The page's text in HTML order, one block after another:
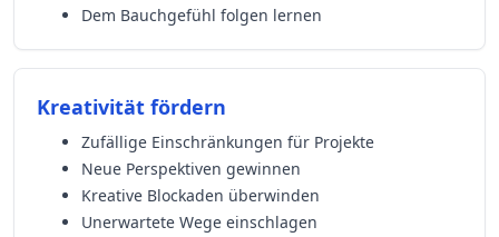
Dem Bauchgefühl folgen lernen
Kreativität fördern
Zufällige Einschränkungen für Projekte
Neue Perspektiven gewinnen
Kreative Blockaden überwinden
Unerwartete Wege einschlagen